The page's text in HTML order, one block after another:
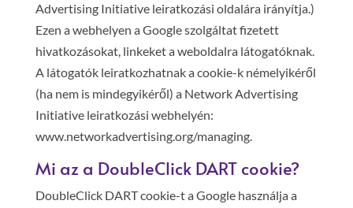
Advertising Initiative leiratkozási oldalára irányítja.)
Ezen a webhelyen a Google szolgáltat fizetett
hivatkozásokat, linkeket a weboldalra látogatóknak.
A látogatók leiratkozhatnak a cookie-k némelyikéről
(ha nem is mindegyikéről) a Network Advertising
Initiative leiratkozási webhelyén:
www.networkadvertising.org/managing.
Mi az a DoubleClick DART cookie?
DoubleClick DART cookie-t a Google használja a